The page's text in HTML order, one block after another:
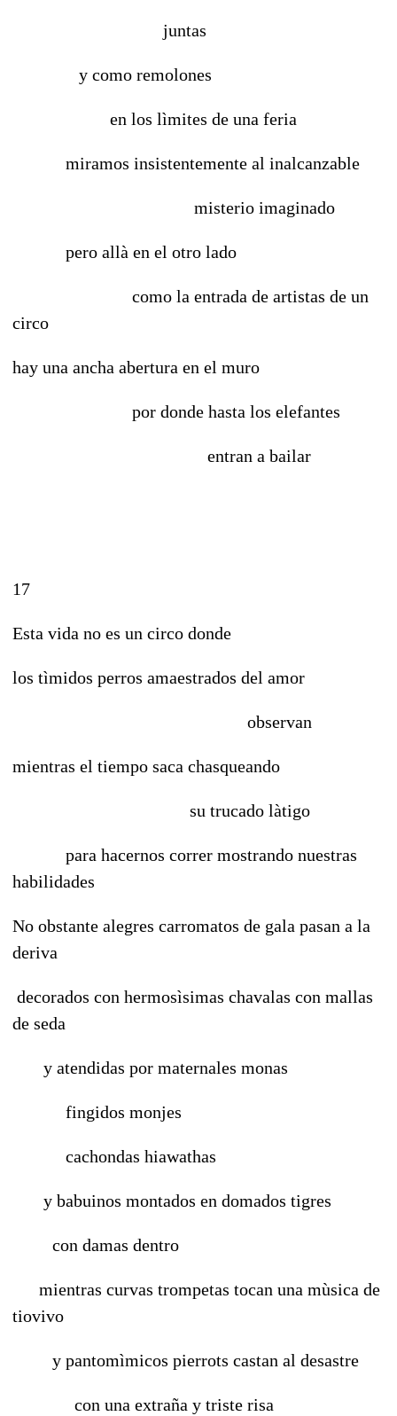
juntas
y como remolones
en los lìmites de una feria
miramos insistentemente al inalcanzable
misterio imaginado
pero allà en el otro lado
como la entrada de artistas de un
circo
hay una ancha abertura en el muro
por donde hasta los elefantes
entran a bailar
17
Esta vida no es un circo donde
los tìmidos perros amaestrados del amor
observan
mientras el tiempo saca chasqueando
su trucado làtigo
para hacernos correr mostrando nuestras
habilidades
No obstante alegres carromatos de gala pasan a la
deriva
decorados con hermosìsimas chavalas con mallas
de seda
y atendidas por maternales monas
fingidos monjes
cachondas hiawathas
y babuinos montados en domados tigres
con damas dentro
mientras curvas trompetas tocan una mùsica de
tiovivo
y pantomìmicos pierrots castan al desastre
con una extraña y triste risa